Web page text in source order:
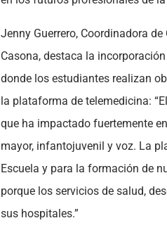
Jenny Guerrero, Coordinadora
Casona, destaca la
donde los estudiantes realizan
la plataforma de telemedicina:
que ha impactado fuertemente
mayor, infantojuvenil y voz. La
Escuela y para la formación de
porque los servicios de salud,
sus hospitales.”